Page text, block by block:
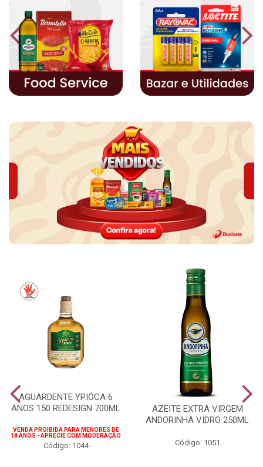
AGUARDENTE YPIÓCA 6
ANOS 150 REDESIGN 700ML
VENDA PROIBIDA PARA MENORES DE
18 ANOS - APRECIE COM MODERAÇÃO
Código: 1044
AZEITE EXTRA VIRGEM
ANDORINHA VIDRO 250ML
Código: 1051